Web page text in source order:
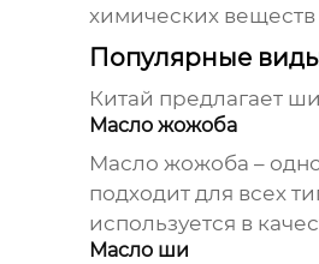
химических веществ
Популярные
Китай предлагает
Масло жожоба
Масло жожоба –
подходит для всех
используется в
Масло ши